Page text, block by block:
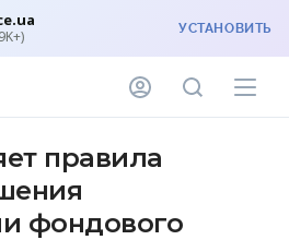
УСТАНОВИТЬ
правила
фондового